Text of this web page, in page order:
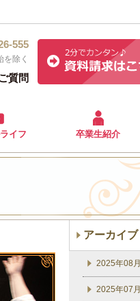
555
除く
質問
イフ 卒業生紹介
アーカイブ
2025年08月
2025年07月